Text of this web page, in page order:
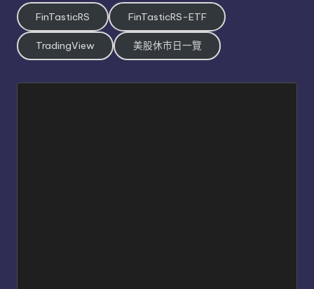
FinTasticRS FinTasticRS-ETF
TradingView 美股休市日一覽